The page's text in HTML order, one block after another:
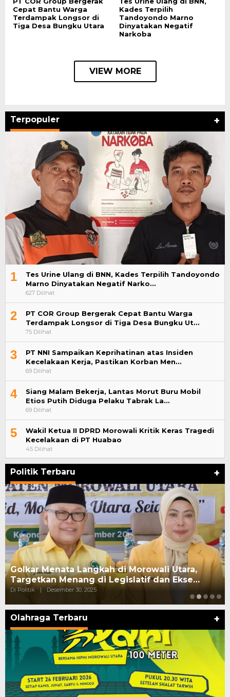
Cepat Bantu Warga
Terdampak Longsor di
Tiga Desa Bungku Utara
Kades Terpilih
Tandoyondo Marno
Dinyatakan Negatif
Narkoba
VIEW MORE
Terpopuler +
1
Tes Urine Ulang di BNN, Kades Terpilih Tandoyondo
Marno Dinyatakan Negatif Narko…
627 Dilihat
2
PT COR Group Bergerak Cepat Bantu Warga
Terdampak Longsor di Tiga Desa Bungku Ut…
75 Dilihat
3
PT NNI Sampaikan Keprihatinan atas Insiden
Kecelakaan Kerja, Pastikan Korban Men…
69 Dilihat
4
Siang Malam Bekerja, Lantas Morut Buru Mobil
Etios Putih Diduga Pelaku Tabrak La…
69 Dilihat
5
Wakil Ketua II DPRD Morowali Kritik Keras Tragedi
Kecelakaan di PT Huabao
45 Dilihat
Politik Terbaru +
Pasangan Suami Istri di Palu Ditangkap Saat
Konsumsi dan Edarkan Sabu
Di Politik | Oktober 10, 2025
Olahraga Terbaru +